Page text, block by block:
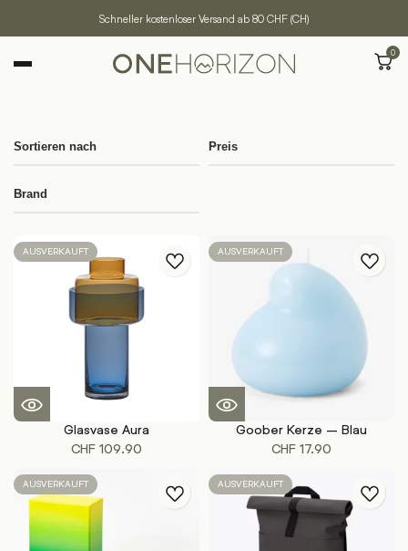
Schneller kostenloser Versand ab 80 CHF (CH)
0
Sortieren nach Preis
Brand
AUSVERKAUFT
Glasvase Aura
CHF 109.90
AUSVERKAUFT
Goober Kerze – Blau
CHF 17.90
AUSVERKAUFT AUSVERKAUFT